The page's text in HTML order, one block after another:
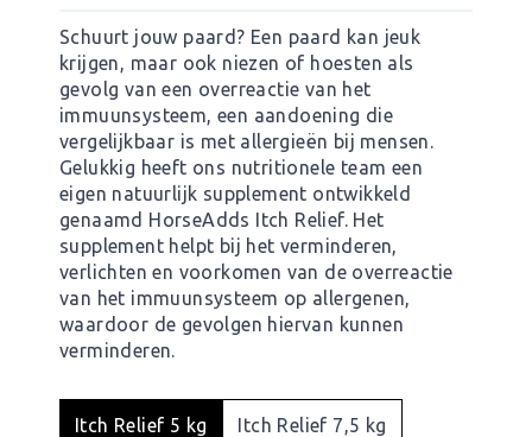
Schuurt jouw paard? Een paard kan jeuk
krijgen, maar ook niezen of hoesten als
gevolg van een overreactie van het
immuunsysteem, een aandoening die
vergelijkbaar is met allergieën bij mensen.
Gelukkig heeft ons nutritionele team een
eigen natuurlijk supplement ontwikkeld
genaamd HorseAdds Itch Relief. Het
supplement helpt bij het verminderen,
verlichten en voorkomen van de overreactie
van het immuunsysteem op allergenen,
waardoor de gevolgen hiervan kunnen
verminderen.
Itch Relief 5 kg Itch Relief 7,5 kg